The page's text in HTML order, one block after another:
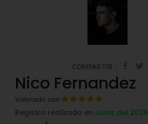
COMPARTIR :
Nico Fernandez
Valorado con
Registro realizado en Junio del 2026